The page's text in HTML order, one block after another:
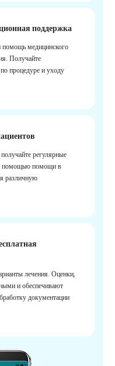
поддержка
помощь медицинского
Получайте
процедуре и уходу
регулярные
помощью помощи в
различную
лечения. Оценки,
и обеспечивают
документации